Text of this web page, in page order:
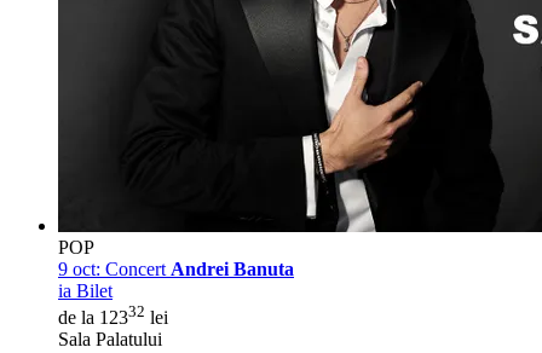
POP
9 oct: Concert Andrei Banuta
ia Bilet
de la 12332 lei
Sala Palatului